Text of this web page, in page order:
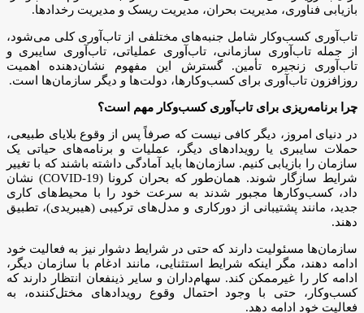
بازیابی فناوری، مدیریت بحران، مدیریت ریسک و مدیریت رخدادها.
تاب‌آوری کسب‌وکار شامل جنبه‌های مختلفی از تاب‌آوری کلی می‌شود،
از جمله تاب‌آوری سازمانی، تاب‌آوری عملیاتی، تاب‌آوری سایبری و
تاب‌آوری زنجیره تأمین. گسترش این مفهوم نشان‌دهنده اهمیت
روزافزون تاب‌آوری برای کسب‌وکارها، دولت‌ها و دیگر سازمان‌ها است.
چرا برنامه‌ریزی برای تاب‌آوری کسب‌وکار مهم است؟
در دنیای امروز، دیگر کافی نیست که صرفاً پس از وقوع بلایای طبیعی،
حملات سایبری یا رویدادهای دیگر، عملیات و برنامه‌های حیاتی یک
سازمان را بازیابی کنیم. سازمان‌ها باید آمادگی داشته باشند که با تغییر
شرایط سازگار شوند. همان‌طور که بحران کرونا (COVID-19) نشان
داد، کسب‌وکارها مجبور شدند به سرعت خود را با محیط‌های کاری
جدید، مانند پشتیبانی از دورکاری و مدل‌های ترکیبی (هیبریدی)، تطبیق
دهند.
سازمان‌ها مسئولیت دارند که حتی در شرایط دشوار نیز به فعالیت خود
ادامه دهند، مگر اینکه شرایط استثنایی، مانند ادغام با سازمان دیگر،
ادامه کار را غیرممکن کند. سهام‌داران و سایر ذینفعان انتظار دارند که
کسب‌وکار، حتی با وجود احتمال وقوع رویدادهای مختل‌کننده، به
فعالیت خود ادامه دهد.